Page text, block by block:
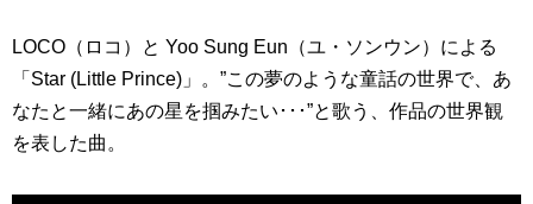
LOCO（ロコ）と Yoo Sung Eun（ユ・ソンウン）による
「Star (Little Prince)」。”この夢のような童話の世界で、あ
なたと一緒にあの星を掴みたい･･･”と歌う、作品の世界観
を表した曲。